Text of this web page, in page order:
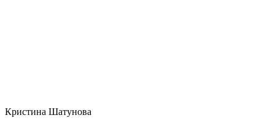
Кристина Шатунова